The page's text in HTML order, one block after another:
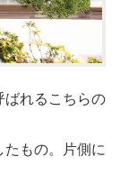
ばれるこちらの
たもの。片側に